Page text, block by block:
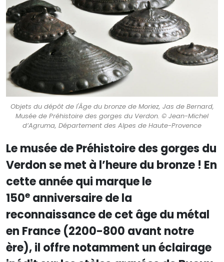
Objets du dépôt de l'Âge du bronze de Moriez, Jas de Bernard,
Musée de Préhistoire des gorges du Verdon. © Jean-Michel
d’Agruma, Département des Alpes de Haute-Provence
Le musée de Préhistoire des gorges du
Verdon se met à l’heure du bronze ! En
cette année qui marque le
150e anniversaire de la
reconnaissance de cet âge du métal
en France (2200-800 avant notre
ère), il offre notamment un éclairage